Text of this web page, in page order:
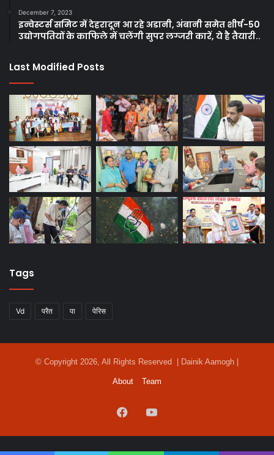
December 7, 2023
इन्वेस्टर्स समिट में देहरादून आ रहे अडानी, अंबानी समेत शीर्ष-50
उद्योगपतियों के काफिले में चलेंगी सुपर लग्जरी कारें, ये है तैयारी..
Last Modified Posts
Tags
Vd परैत पा पेरिस
© Copyright 2026, All Rights Reserved | Dainik Aamogh |
About Team
Facebook